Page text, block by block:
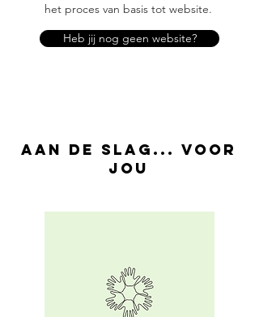
het proces van basis tot website.
Heb jij nog geen website?
Aan de slag... voor
jou